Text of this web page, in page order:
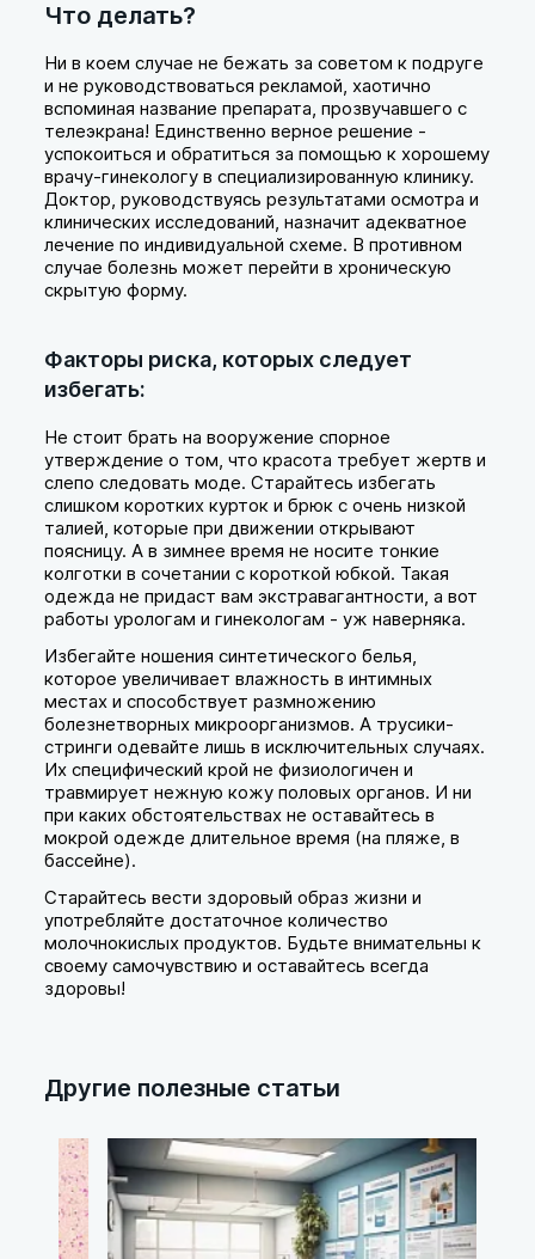
Что делать?
Ни в коем случае не бежать за советом к подруге
и не руководствоваться рекламой, хаотично
вспоминая название препарата, прозвучавшего с
телеэкрана! Единственно верное решение -
успокоиться и обратиться за помощью к хорошему
врачу-гинекологу в специализированную клинику.
Доктор, руководствуясь результатами осмотра и
клинических исследований, назначит адекватное
лечение по индивидуальной схеме. В противном
случае болезнь может перейти в хроническую
скрытую форму.
Факторы риска, которых следует
избегать:
Не стоит брать на вооружение спорное
утверждение о том, что красота требует жертв и
слепо следовать моде. Старайтесь избегать
слишком коротких курток и брюк с очень низкой
талией, которые при движении открывают
поясницу. А в зимнее время не носите тонкие
колготки в сочетании с короткой юбкой. Такая
одежда не придаст вам экстравагантности, а вот
работы урологам и гинекологам - уж наверняка.
Избегайте ношения синтетического белья,
которое увеличивает влажность в интимных
местах и способствует размножению
болезнетворных микроорганизмов. А трусики-
стринги одевайте лишь в исключительных случаях.
Их специфический крой не физиологичен и
травмирует нежную кожу половых органов. И ни
при каких обстоятельствах не оставайтесь в
мокрой одежде длительное время (на пляже, в
бассейне).
Старайтесь вести здоровый образ жизни и
употребляйте достаточное количество
молочнокислых продуктов. Будьте внимательны к
своему самочувствию и оставайтесь всегда
здоровы!
Другие полезные статьи